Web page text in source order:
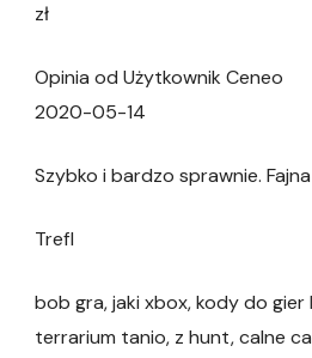
zł
Opinia od Użytkownik Ceneo
2020-05-14
Szybko i bardzo sprawnie.
Trefl
bob gra, jaki xbox, kody do gier
terrarium tanio, z hunt, calne